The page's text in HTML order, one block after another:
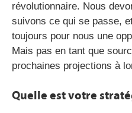
révolutionnaire. Nous
suivons ce qui se passe,
toujours pour nous une
Mais pas en tant que
prochaines projections à
Quelle est votre